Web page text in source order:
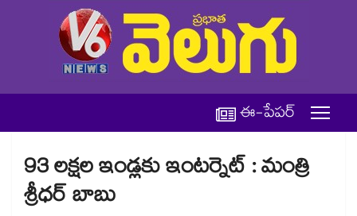
ఈ-పేపర్
93 లక్షల ఇండ్లకు ఇంటర్నెట్ : మంత్రి
శ్రీధర్​ బాబు